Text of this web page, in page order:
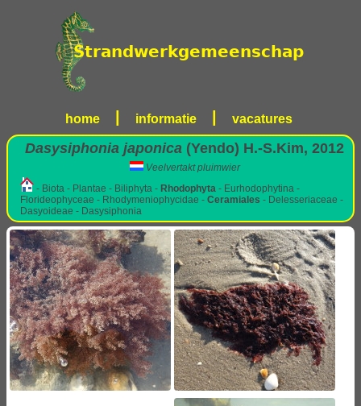
home informatie vacatures
Dasysiphonia japonica (Yendo) H.-S.Kim, 2012
Veelvertakt pluimwier
- Biota - Plantae - Biliphyta - Rhodophyta - Eurhodophytina -
Florideophyceae - Rhodymeniophycidae - Ceramiales - Delesseriaceae -
Dasyoideae - Dasysiphonia